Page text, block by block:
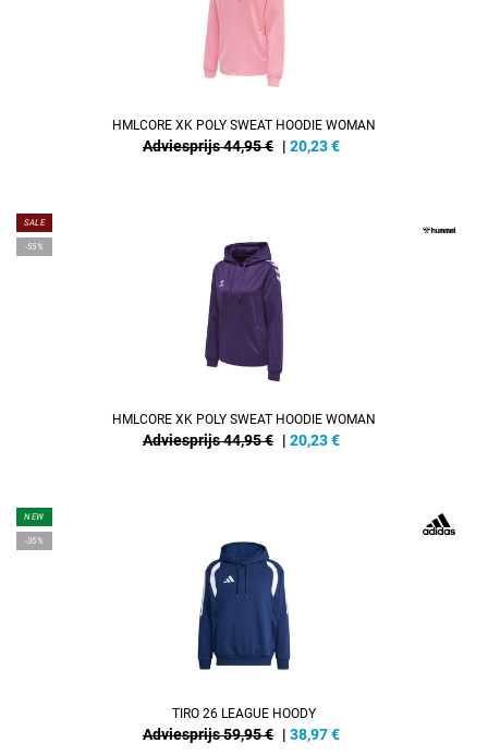
HMLCORE XK POLY SWEAT HOODIE WOMAN
Adviesprijs 44,95 € | 20,23€
SALE
-55%
HMLCORE XK POLY SWEAT HOODIE WOMAN
Adviesprijs 44,95 € | 20,23€
NEW
-35%
TIRO 26 LEAGUE HOODY
Adviesprijs 59,95 € | 38,97€